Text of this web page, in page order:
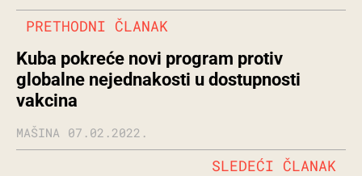
PRETHODNI ČLANAK
Kuba pokreće novi program protiv
globalne nejednakosti u dostupnosti
vakcina
MAŠINA 07.02.2022.
SLEDEĆI ČLANAK